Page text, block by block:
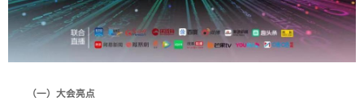
（一）大会亮点